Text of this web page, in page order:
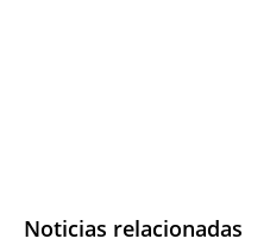
Noticias relacionadas